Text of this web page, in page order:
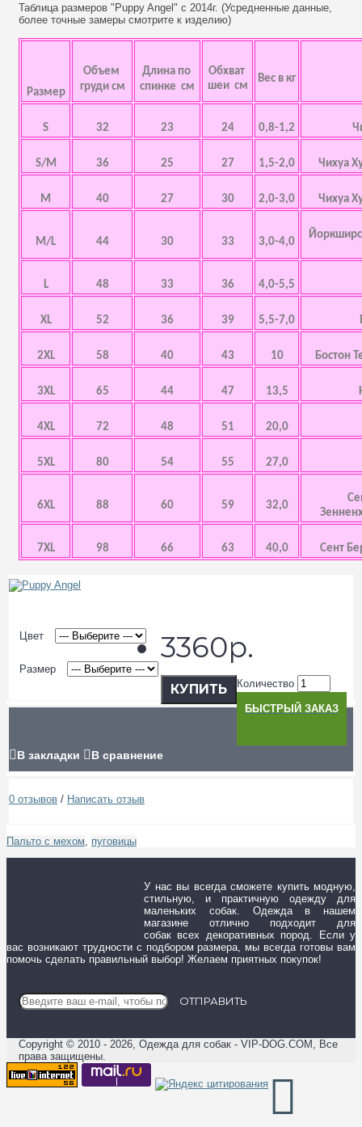
Таблица размеров "Puppy Angel" с 2014г. (Усредненные данные,
более точные замеры смотрите к изделию)
Размер
Объем
груди см
Длина по
спинке см
Обхват
шеи см
Вес в кг
S 32 23 24 0,8-1,2
S/M 36 25 27 1,5-2,0 Чихуа
M 40 27 30 2,0-3,0 Чихуа
M/L 44 30 33 3,0-4,0
L 48 33 36 4,0-5,5
XL 52 36 39 5,5-7,0
2XL 58 40 43 10 Бостон
3XL 65 44 47 13,5
4XL 72 48 51 20,0
5XL 80 54 55 27,0
6XL 88 60 59 32,0
7XL 98 66 63 40,0 Сент
Цвет
Размер
3360р.
Количество
КУПИТЬ
БЫСТРЫЙ ЗАКАЗ
В закладки В сравнение
0 отзывов / Написать отзыв
Пальто с мехом пуговицы
У нас вы всегда сможете купить модную,
стильную, и практичную одежду для
маленьких собак. Одежда в нашем
магазине отлично подходит для
собак всех декоративных пород. Если у
вас возникают трудности с подбором размера, мы всегда готовы вам
помочь сделать правильный выбор! Желаем приятных покупок!
ОТПРАВИТЬ
Copyright © 2010 - 2026, Одежда для собак - VIP-DOG.COM, Все
права защищены.